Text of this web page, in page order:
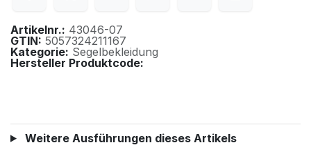
Artikelnr.: 43046-07
GTIN: 5057324211167
Kategorie: Segelbekleidung
Hersteller Produktcode:
Weitere Ausführungen dieses Artikels